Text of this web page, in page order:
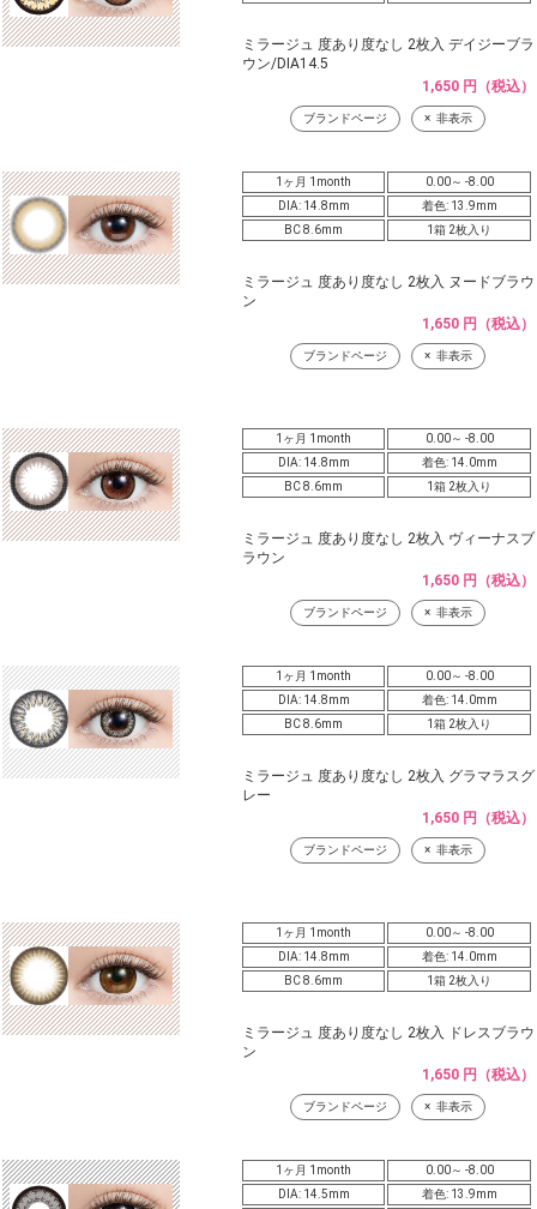
ミラージュ 度あり度なし 2枚入 デイジーブラ
ウン/DIA14.5
1,650 円（税込）
ブランドページ 非表示
1ヶ月 1month
0.00～ -8.00
DIA: 14.8mm
着色: 13.9mm
BC 8.6mm
1箱 2枚入り
ミラージュ 度あり度なし 2枚入 ヌードブラウ
ン
1,650 円（税込）
ブランドページ 非表示
1ヶ月 1month
0.00～ -8.00
DIA: 14.8mm
着色: 14.0mm
BC 8.6mm
1箱 2枚入り
ミラージュ 度あり度なし 2枚入 ヴィーナスブ
ラウン
1,650 円（税込）
ブランドページ 非表示
1ヶ月 1month
0.00～ -8.00
DIA: 14.8mm
着色: 14.0mm
BC 8.6mm
1箱 2枚入り
ミラージュ 度あり度なし 2枚入 グラマラスグ
レー
1,650 円（税込）
ブランドページ 非表示
1ヶ月 1month
0.00～ -8.00
DIA: 14.8mm
着色: 14.0mm
BC 8.6mm
1箱 2枚入り
ミラージュ 度あり度なし 2枚入 ドレスブラウ
ン
1,650 円（税込）
ブランドページ 非表示
1ヶ月 1month
0.00～ -8.00
DIA: 14.5mm
着色: 13.9mm